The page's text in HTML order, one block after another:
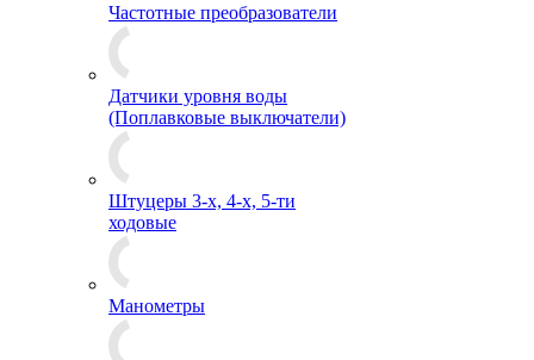
Частотные преобразователи
Датчики уровня воды
(Поплавковые выключатели)
Штуцеры 3-х, 4-х, 5-ти
ходовые
Манометры